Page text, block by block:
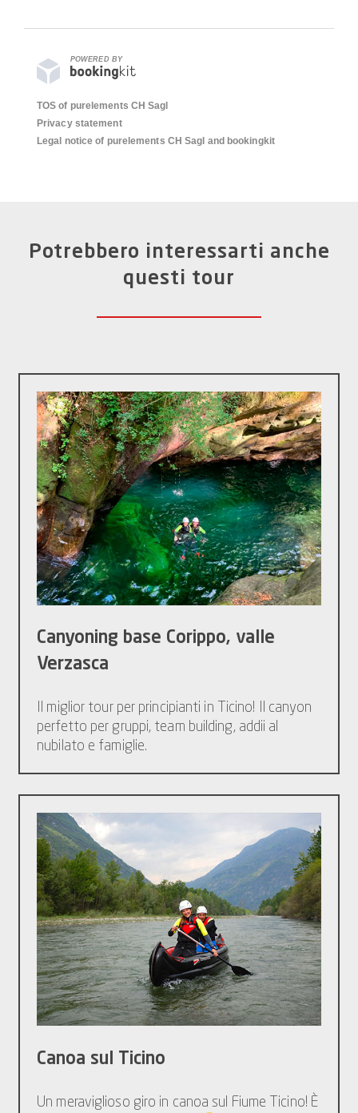
POWERED BY
TOS of purelements CH Sagl
Privacy statement
Legal notice of purelements CH Sagl and bookingkit
Potrebbero interessarti anche
questi tour
Canyoning base Corippo, valle
Verzasca
Il miglior tour per principianti in Ticino! Il canyon
perfetto per gruppi, team building, addii al
nubilato e famiglie.
Canoa sul Ticino
Un meraviglioso giro in canoa sul Fiume Ticino! È